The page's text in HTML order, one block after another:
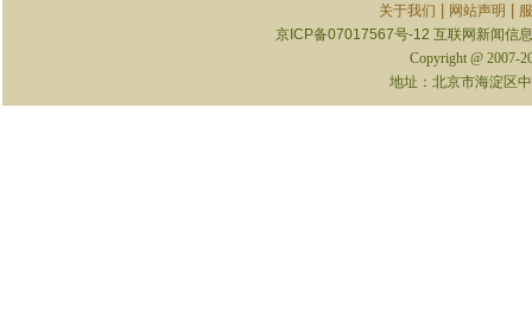
关于我们 网站声明
京ICP备07017567号-12 互联网新闻信
Copyright @ 2007-
地址：北京市海淀区